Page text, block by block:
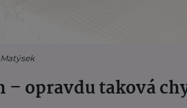
– opravdu taková